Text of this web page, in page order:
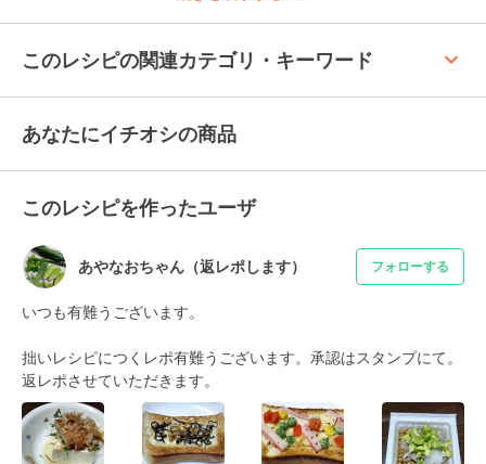
このレシピの関連カテゴリ・キーワード keyboard_arrow_up
あなたにイチオシの商品
このレシピを作ったユーザ
あやなおちゃん（返レポします） フォローする
いつも有難うございます。
拙いレシピにつくレポ有難うございます。承認はスタンプにて。
返レポさせていただきます。